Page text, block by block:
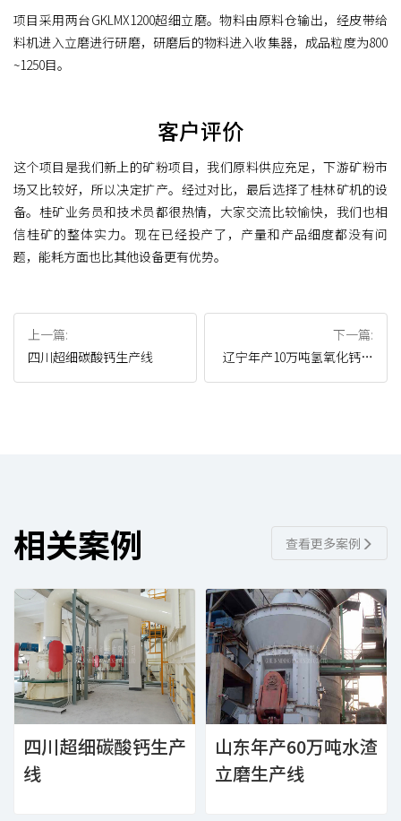
项目采用两台GKLMX1200超细立磨。物料由原料仓输出，经皮带给
料机进入立磨进行研磨，研磨后的物料进入收集器，成品粒度为800
~1250目。
客户评价
这个项目是我们新上的矿粉项目，我们原料供应充足，下游矿粉市
场又比较好，所以决定扩产。经过对比，最后选择了桂林矿机的设
备。桂矿业务员和技术员都很热情，大家交流比较愉快，我们也相
信桂矿的整体实力。现在已经投产了，产量和产品细度都没有问
题，能耗方面也比其他设备更有优势。
上一篇:
四川超细碳酸钙生产线
下一篇:
辽宁年产10万吨氢氧化钙生
产线
相关案例 查看更多案例
四川超细碳酸钙生产
线
山东年产60万吨水渣
立磨生产线